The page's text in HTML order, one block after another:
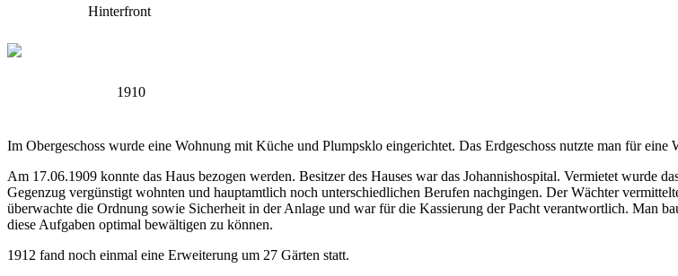
Hinterfront
1910
Im Obergeschoss wurde eine Wohnung mit Küche und Plumpsklo eingerichtet. Das Erdgeschoss nutzte man für eine
Am 17.06.1909 konnte das Haus bezogen werden. Besitzer des Hauses war das Johannishospital. Vermietet wurde
Gegenzug vergünstigt wohnten und hauptamtlich noch unterschiedlichen Berufen nachgingen. Der Wächter
überwachte die Ordnung sowie Sicherheit in der Anlage und war für die Kassierung der Pacht verantwortlich. Man
diese Aufgaben optimal bewältigen zu können.
1912 fand noch einmal eine Erweiterung um 27 Gärten statt.